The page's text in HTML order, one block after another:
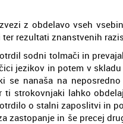
z obdelavo vseh
rezultati znanstvenih
sodni tolmači in
jezikov in potem v
se nanaša na
strokovnjaki lahko
o stalni zaposlitvi in
zastopanje in še precej